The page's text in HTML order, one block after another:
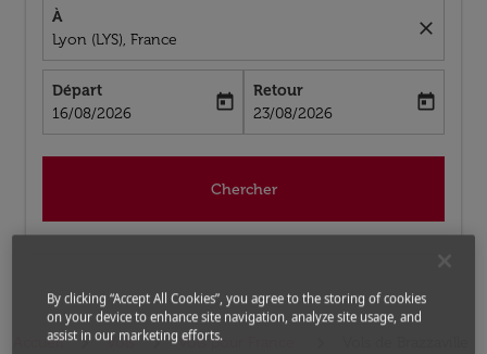
À
Lyon (LYS), France
close
Départ
fc-booking-departure-date-aria-label
16/08/2026
today
Retour
fc-booking-return-date-aria-label
23/08/2026
today
Chercher
Accueil Vols Vols pour France
By clicking “Accept All Cookies”, you agree to the storing of cookies
on your device to enhance site navigation, analyze site usage, and
assist in our marketing efforts.